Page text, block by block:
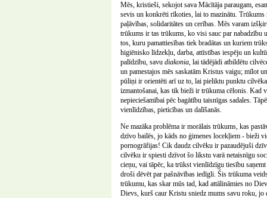
Mēs, kristieši, sekojot sava Mācītāja paraugam,
sevis un konkrēti rīkoties, lai to mazinātu. Trūkums
paļāvības, solidaritātes un cerības. Mēs varam
trūkums ir tas trūkums, ko visi sauc par
tos, kuru pamattiesības tiek bradātas un kuriem
higiēnisko līdzekļu, darba, attīstības iespēju un
palīdzību, savu diakonia, lai tādējādi atbildētu
un pamestajos mēs saskatām Kristus vaigu; mīlot
pūliņi ir orientēti arī uz to, lai pieliktu punktu
izmantošanai, kas tik bieži ir trūkuma cēlonis. Kad
nepieciešamībai pēc bagātību taisnīgas sadales.
vienlīdzības, pieticības un dalīšanās.
Ne mazāka problēma ir morālais trūkums, kas
dzīvo bailēs, jo kāds no ģimenes locekļiem - bieži
pornogrāfijas! Cik daudz cilvēku ir pazaudējuši
cilvēku ir spiesti dzīvot šo likstu varā netaisnīgu
cieņu, vai tāpēc, ka trūkst vienlīdzīgu tiesību
droši dēvēt par pašnāvības iedīgli. Šis trūkuma
trūkumu, kas skar mūs tad, kad attālināmies no
Dievs, kurš caur Kristu sniedz mums savu roku, jo